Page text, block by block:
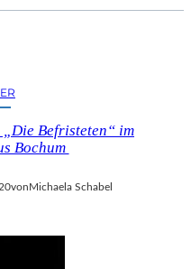
Befristeten“ im
Bochum
vonMichaela Schabel